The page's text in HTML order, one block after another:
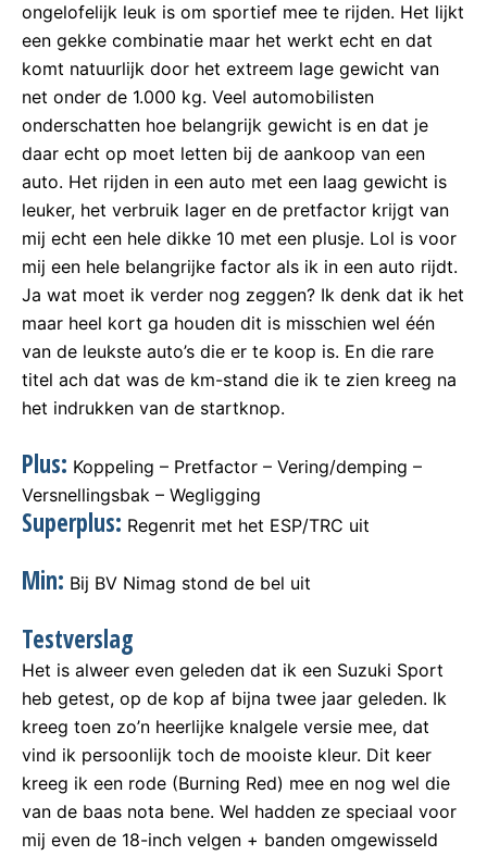
ongelofelijk leuk is om sportief mee te rijden. Het lijkt
een gekke combinatie maar het werkt echt en dat
komt natuurlijk door het extreem lage gewicht van
net onder de 1.000 kg. Veel automobilisten
onderschatten hoe belangrijk gewicht is en dat je
daar echt op moet letten bij de aankoop van een
auto. Het rijden in een auto met een laag gewicht is
leuker, het verbruik lager en de pretfactor krijgt van
mij echt een hele dikke 10 met een plusje. Lol is voor
mij een hele belangrijke factor als ik in een auto rijdt.
Ja wat moet ik verder nog zeggen? Ik denk dat ik het
maar heel kort ga houden dit is misschien wel één
van de leukste auto’s die er te koop is. En die rare
titel ach dat was de km-stand die ik te zien kreeg na
het indrukken van de startknop.
Plus: Koppeling – Pretfactor – Vering/demping –
Versnellingsbak – Wegligging
Superplus: Regenrit met het ESP/TRC uit
Min: Bij BV Nimag stond de bel uit
Testverslag
Het is alweer even geleden dat ik een Suzuki Sport
heb getest, op de kop af bijna twee jaar geleden. Ik
kreeg toen zo’n heerlijke knalgele versie mee, dat
vind ik persoonlijk toch de mooiste kleur. Dit keer
kreeg ik een rode (Burning Red) mee en nog wel die
van de baas nota bene. Wel hadden ze speciaal voor
mij even de 18-inch velgen + banden omgewisseld